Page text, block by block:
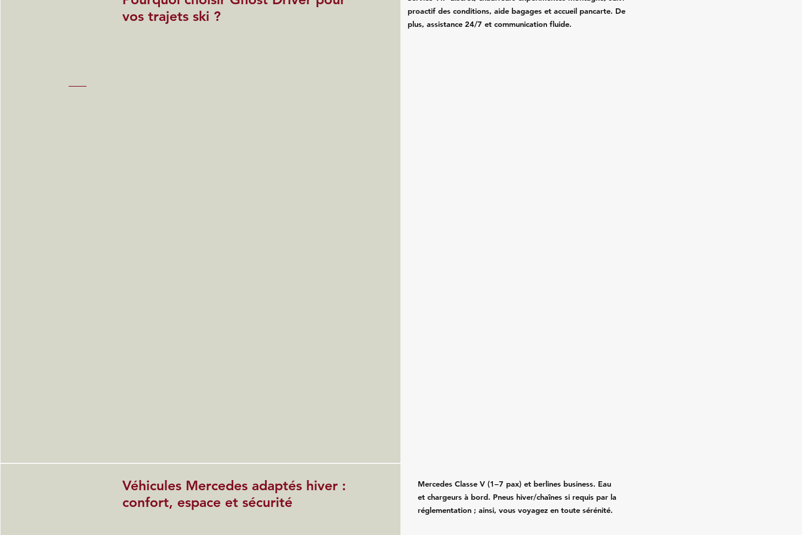
vos trajets ski ?
proactif des conditions, aide bagages et accueil pancarte. De
plus, assistance 24/7 et communication fluide.
Véhicules Mercedes adaptés hiver :
confort, espace et sécurité
Mercedes Classe V (1–7 pax) et berlines business. Eau
et chargeurs à bord. Pneus hiver/chaînes si requis par la
réglementation ; ainsi, vous voyagez en toute sérénité.